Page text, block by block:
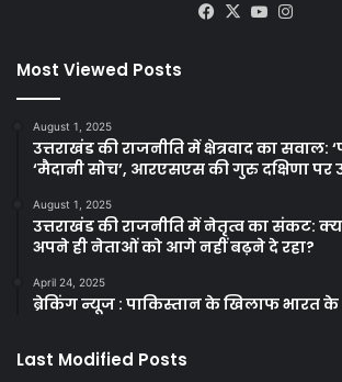
Facebook
X YouTube
Most Viewed Posts
August 1, 2025
उत्तराखंड की राजनीति में क्षेत्रवाद का सवाल:
‘मैदानी सोच’, आरएसएस की गुरु दक्षिणा पर
August 1, 2025
उत्तराखंड की राजनीति में नेतृत्व का संकट:
अपने ही नेताओं को आगे नहीं बढ़ने दे रहा?
April 24, 2025
ब्रेकिंग न्यूज : पाकिस्तान के खिलाफ भारत
Last Modified Posts